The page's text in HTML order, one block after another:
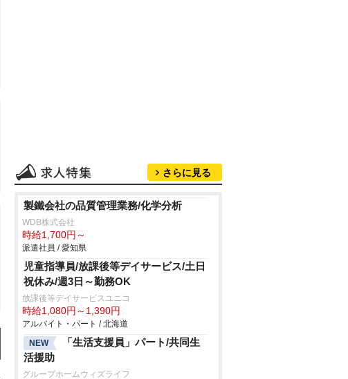
さらに見る
製鐵会社の品質管理業務/化学分析
WDB株式会社
時給1,700円～
派遣社員 / 愛知県
児童指導員/放課後等デイサービス/土日
祝休み/週3日～勤務OK
放課後等デイサービスユニコ
時給1,080円～1,390円
アルバイト・パート / 北海道
NEW
「生活支援員」パート/共同生
活援助
グループホームウィズライフ